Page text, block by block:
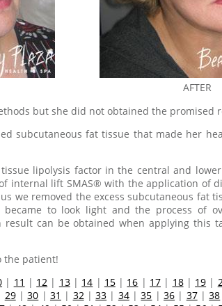
AFTER
but she did not obtained the promised
subcutaneous fat tissue that made her
lipolysis factor in the central and
internal lift SMAS® with the application of
we removed the excess subcutaneous fat
to look light and the process of
can be obtained when applying this
the patient!
| 11 | 12 | 13| 14 | 15| 16 | 17 | 18| 19 |
29|30 | 31 | 32 |33 | 34|35 |36 | 37|38